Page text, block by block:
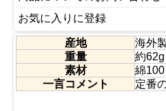
お気に入りに登録
産地
海外
重量
約62g
素材
綿100
一言コメント
定番